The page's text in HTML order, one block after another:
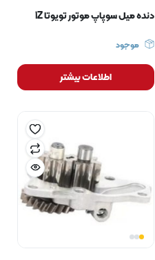
دنده میل سوپاپ موتور تویوتا 1Z
موجود
اطلاعات بیشتر